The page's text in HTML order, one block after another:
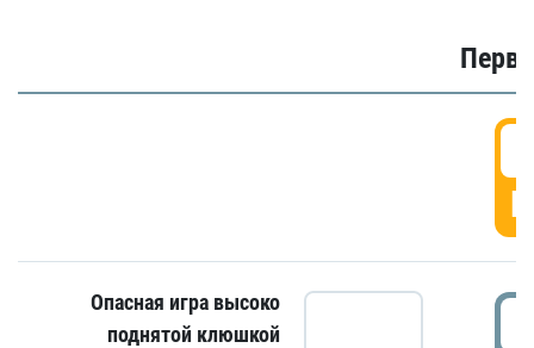
Опасная игра высоко
поднятой клюшкой